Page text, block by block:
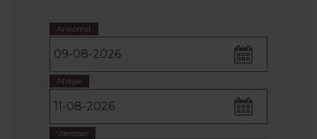
Ankomst
Afrejse
Værelser